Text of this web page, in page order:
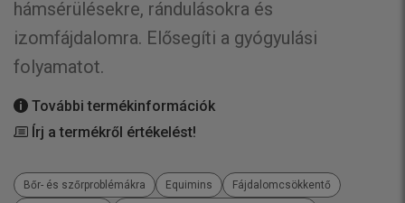
hámsérülésekre, rándulásokra és
izomfájdalomra. Elősegíti a gyógyulási
folyamatot.
További termékinformációk
Írj a termékről értékelést!
Bőr- és szőrproblémákra Equimins
Fájdalomcsökkentő